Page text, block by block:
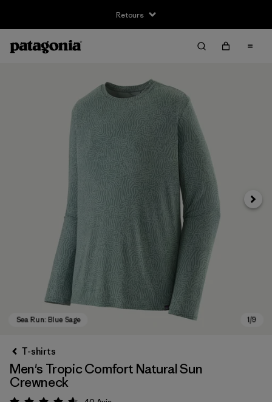
Retours
T-shirts
Men's Tropic Comfort Natural Sun
Crewneck